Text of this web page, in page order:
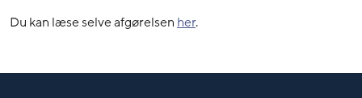
Du kan læse selve afgørelsen her.